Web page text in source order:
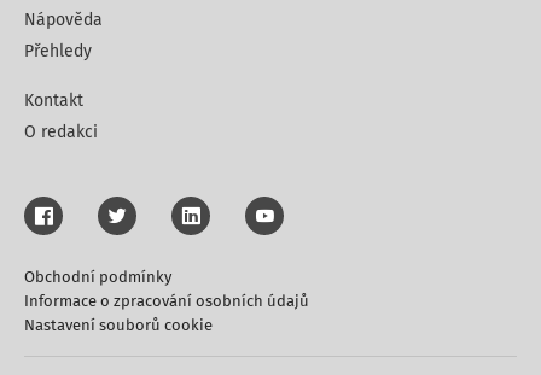
Nápověda
Přehledy
Kontakt
O redakci
Obchodní podmínky
Informace o zpracování osobních údajů
Nastavení souborů cookie